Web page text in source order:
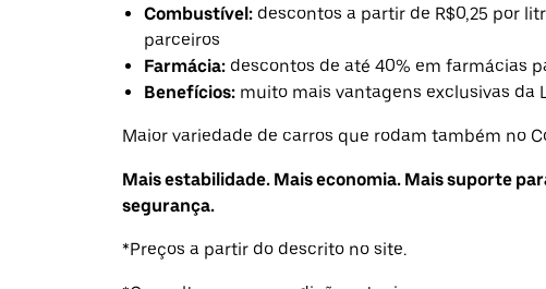
Combustível: descontos a partir de R$0,25 por
parceiros
Farmácia: descontos de até 40% em farmácias
Benefícios: muito mais vantagens exclusivas da
Maior variedade de carros que rodam também no
Mais estabilidade. Mais economia. Mais suporte
segurança.
*Preços a partir do descrito no site.